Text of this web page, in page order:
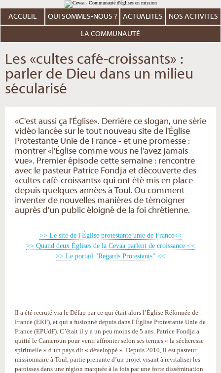
au
contenu.
Aller
personnels
ACCUEIL QUI SOMMES-NOUS ? ACTUALITÉS NOS ACTIVITÉS
LA COMMUNAUTÉ
Les «cultes café-croissants» :
parler de Dieu dans un milieu
sécularisé
«C'est aussi ça l'Église». Derrière ce slogan, une série
vidéo lancée sur le tout nouveau site de l'Église
Protestante Unie de France - et une promesse :
montrer «l'Église comme vous ne l'avez jamais
vue». Premier épisode cette semaine : rencontre
avec le pasteur Patrice Fondja et découverte des
«cultes café-croissants» qui ont été mis en place
depuis quelques années à Toul. Ou comment
inventer de nouvelles manières de témoigner
auprès d'un public éloigné de la foi chrétienne.
>> Le site de l'Église protestante unie de France<<
>> Quand deux Églises de la Cevaa parlent de croissance <<
>> Le portail "Regards Protestants" <<
Il a été recruté via le Défap par ce qui était alors l’Église Réformée de
France (ERF), et qui a fusionné depuis dans l’Église Protestante Unie de
France (EPUdF). C’était il y a un peu moins de 5 ans. Patrice Fondja a
quitté le Cameroun pour venir affronter selon ses termes « la sécheresse
spirituelle » d’un pays dit « développé ». Depuis 2010, il est pasteur
missionnaire à Toul, partie prenante d’un projet visant à revitaliser les
paroisses dans une région marquée à la fois par une forte dissémination